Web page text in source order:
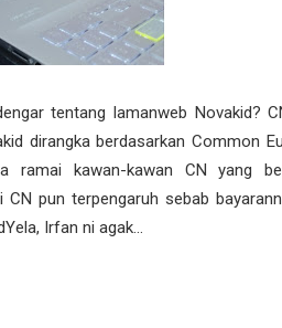
tentang lamanweb Novakid?
dirangka berdasarkan Common
ramai kawan-kawan CN yang
pun terpengaruh sebab
Irfan ni agak...